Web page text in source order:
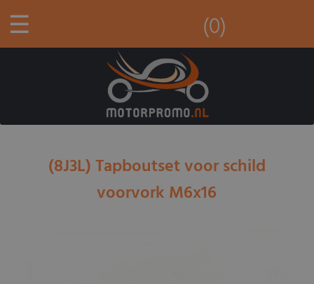
☰ (0)
(8J3L) Tapboutset voor schild
voorvork M6x16